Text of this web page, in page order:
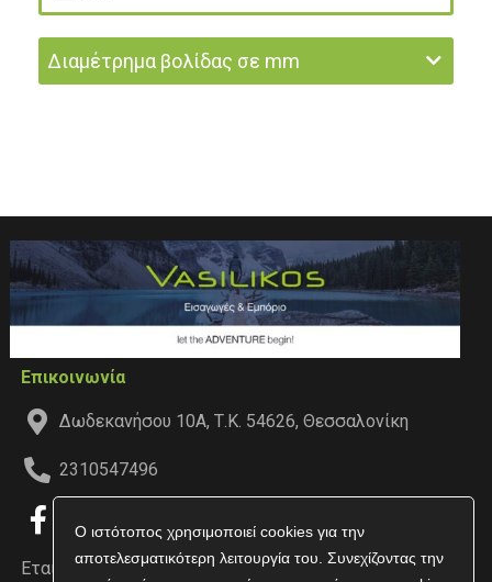
Ο ιστότοπος χρησιμοποιεί cookies για την
αποτελεσματικότερη λειτουργία του. Συνεχίζοντας την
Διαμέτρημα βολίδας σε mm
Επικοινωνία
Δωδεκανήσου 10Α, Τ.Κ. 54626, Θεσσαλονίκη
2310547496
Εταιρεία